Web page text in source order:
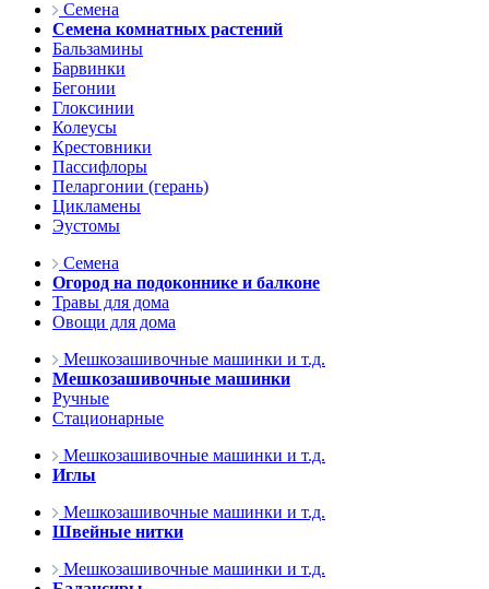
Семена
Семена комнатных растений
Бальзамины
Барвинки
Бегонии
Глоксинии
Колеусы
Крестовники
Пассифлоры
Пеларгонии (герань)
Цикламены
Эустомы
Семена
Огород на подоконнике и балконе
Травы для дома
Овощи для дома
Мешкозашивочные машинки и т.д.
Мешкозашивочные машинки
Ручные
Стационарные
Мешкозашивочные машинки и т.д.
Иглы
Мешкозашивочные машинки и т.д.
Швейные нитки
Мешкозашивочные машинки и т.д.